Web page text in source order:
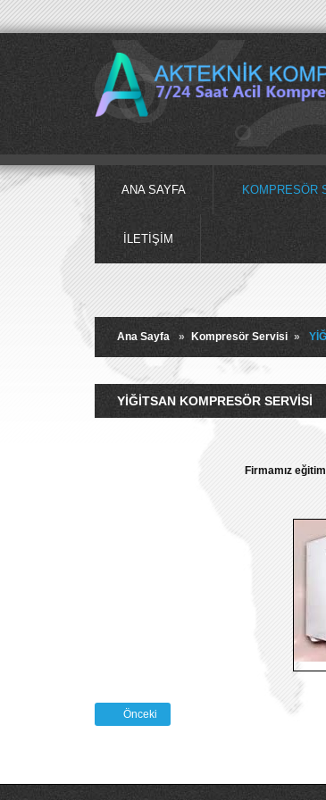
ANA SAYFA KOMPRESÖR
İLETIŞIM
Ana Sayfa » Kompresör Servisi »
YIĞITSAN KOMPRESÖR SERVISI
Firmamız
Önceki